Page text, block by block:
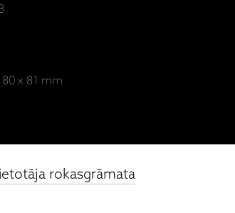
x 81 mm
rokasgrāmata